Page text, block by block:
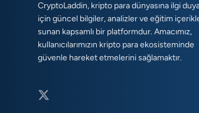
CryptoLaddin, kripto para dünyasına ilgi
için güncel bilgiler, analizler ve eğitim
sunan kapsamlı bir platformdur. Amacımız,
kullanıcılarımızın kripto para ekosisteminde
güvenle hareket etmelerini sağlamaktır.